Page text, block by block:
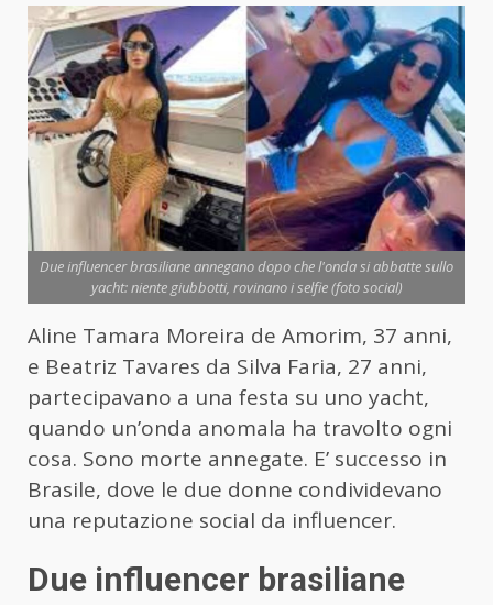
Due influencer brasiliane annegano dopo che l'onda si abbatte sullo
yacht: niente giubbotti, rovinano i selfie (foto social)
Aline Tamara Moreira de Amorim, 37 anni,
e Beatriz Tavares da Silva Faria, 27 anni,
partecipavano a una festa su uno yacht,
quando un’onda anomala ha travolto ogni
cosa. Sono morte annegate. E’ successo in
Brasile, dove le due donne condividevano
una reputazione social da influencer.
Due influencer brasiliane